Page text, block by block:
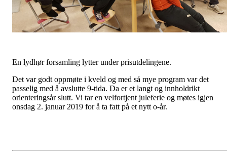
En lydhør forsamling lytter under prisutdelingene.
Det var godt oppmøte i kveld og med så mye program var det
passelig med å avslutte 9-tida. Da er et langt og innholdrikt
orienteringsår slutt. Vi tar en velfortjent juleferie og møtes igjen
onsdag 2. januar 2019 for å ta fatt på et nytt o-år.